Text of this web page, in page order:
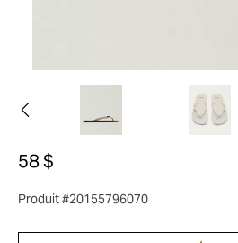
58 $
Produit #20155796070